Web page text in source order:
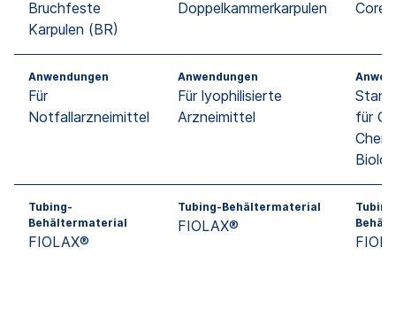
Bruchfeste
Karpulen (BR)
Doppelkammerkarpulen Core
Anwendungen
Für
Notfallarzneimittel
Anwendungen
Für lyophilisierte
Arzneimittel
für
Tubing-
Behältermaterial
FIOLAX®
Tubing-Behältermaterial
FIOLAX®